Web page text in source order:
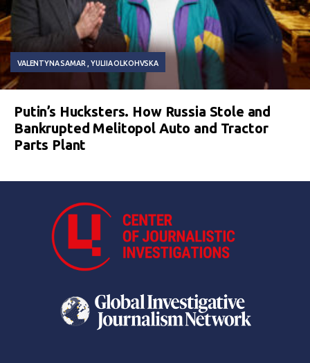
VALENTYNA SAMAR YULIIA OLKOHVSKA
Putin’s Hucksters. How Russia Stole and
Bankrupted Melitopol Auto and Tractor
Parts Plant